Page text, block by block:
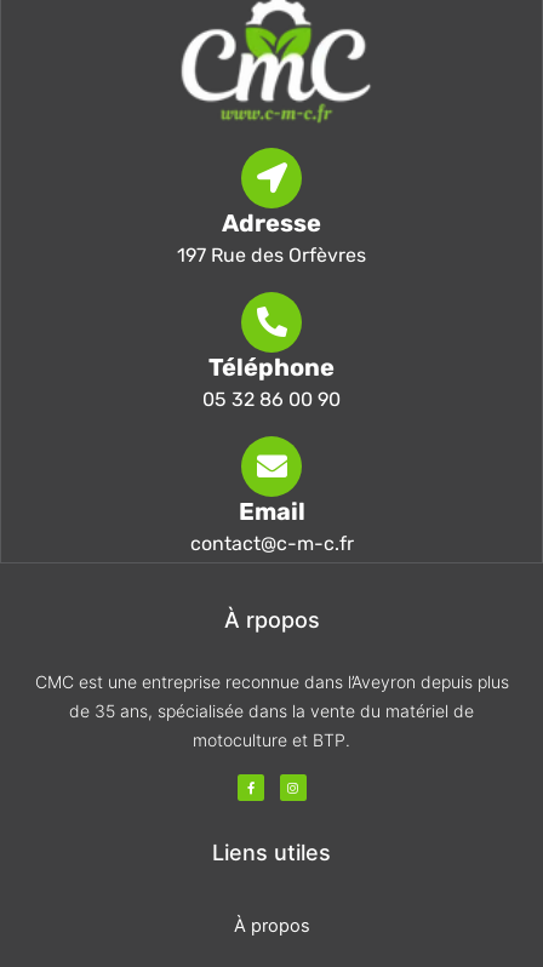
Adresse
197 Rue des Orfèvres
Téléphone
05 32 86 00 90
Email
contact@c-m-c.fr
À rpopos
CMC est une entreprise reconnue dans l’Aveyron depuis plus
de 35 ans, spécialisée dans la vente du matériel de
motoculture et BTP.
F
a
c
o
k
I
n
s
r
a
Liens utiles
À propos